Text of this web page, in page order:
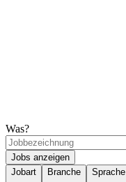
Was?
Jobs anzeigen
Jobart
Branche Sprache